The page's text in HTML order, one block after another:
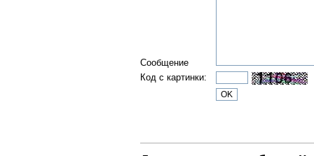
Сообщение
Код с картинки: